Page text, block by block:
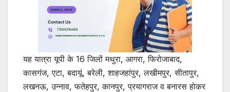
यह यात्रा यूपी के 16 जिलों मथुरा, आगरा, फिरोजाबाद,
कासगंज, एटा, बदायूं, बरेली, शाहजहांपुर, लखीमपुर, सीतापुर,
लखनऊ, उन्नाव, फतेहपुर, कानपुर, प्रयागराज व बनारस होकर